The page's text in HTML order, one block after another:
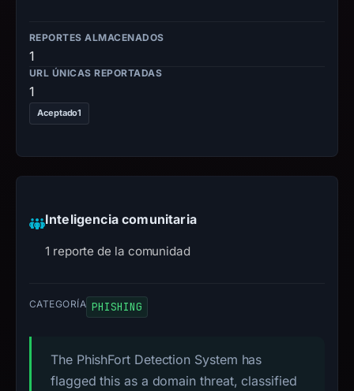
REPORTES ALMACENADOS
1
URL ÚNICAS REPORTADAS
1
Aceptado1
Inteligencia comunitaria
1 reporte de la comunidad
CATEGORÍA PHISHING
The PhishFort Detection System has
flagged this as a domain threat, classified